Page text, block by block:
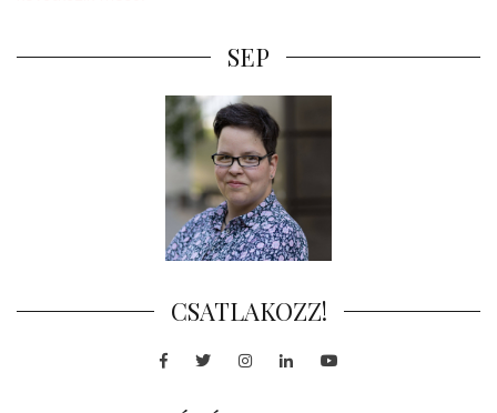
SEP
CSATLAKOZZ!
Facebook
TwitterInstagram
LinkedInYoutube